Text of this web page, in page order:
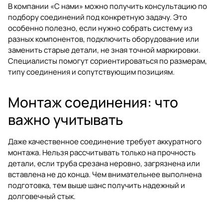
В компании «С нами» можно получить консультацию по
подбору соединений под конкретную задачу. Это
особенно полезно, если нужно собрать систему из
разных компонентов, подключить оборудование или
заменить старые детали, не зная точной маркировки.
Специалисты помогут сориентироваться по размерам,
типу соединения и сопутствующим позициям.
Монтаж соединения: что
важно учитывать
Даже качественное соединение требует аккуратного
монтажа. Нельзя рассчитывать только на прочность
детали, если труба срезана неровно, загрязнена или
вставлена не до конца. Чем внимательнее выполнена
подготовка, тем выше шанс получить надежный и
долговечный стык.